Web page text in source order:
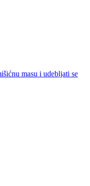
masu i udebljati se